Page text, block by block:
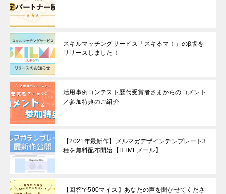
スキルマッチングサービス「スキるマ！」のβ版を
リリースしました！
活用事例コンテスト歴代受賞者さまからのコメント
／参加特典のご紹介
【2021年最新作】メルマガデザインテンプレート3
種を無料配布開始【HTMLメール】
【回答で500マイス】あなたの声を聞かせてくださ